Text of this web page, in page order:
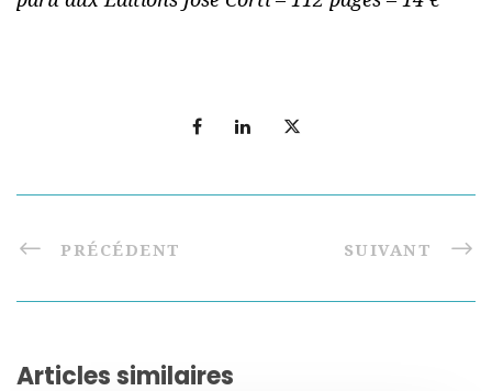
PRÉCÉDENT SUIVANT
Articles similaires